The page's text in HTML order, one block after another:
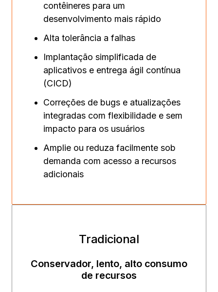
contêineres para um
desenvolvimento mais rápido
Alta tolerância a falhas
Implantação simplificada de
aplicativos e entrega ágil contínua
(CICD)
Correções de bugs e atualizações
integradas com flexibilidade e sem
impacto para os usuários
Amplie ou reduza facilmente sob
demanda com acesso a recursos
adicionais
Tradicional
Conservador, lento, alto consumo
de recursos